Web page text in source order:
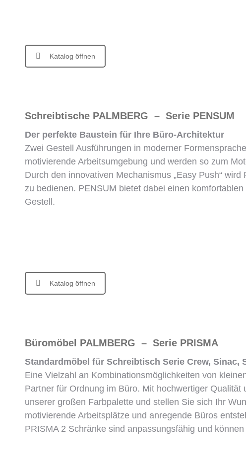
Katalog öffnen
Schreibtische PALMBERG – Serie PENSUM
Der perfekte Baustein für Ihre Büro-Architektur
Zwei Gestell Ausführungen in moderner
motivierende Arbeitsumgebung und werden so zum
Durch den innovativen Mechanismus „Easy Push“
zu bedienen. PENSUM bietet dabei einen
Gestell.
Katalog öffnen
Büromöbel PALMBERG – Serie PRISMA
Standardmöbel für Schreibtisch Serie Crew, Sinac,
Eine Vielzahl an Kombinationsmöglichkeiten von
Partner für Ordnung im Büro. Mit hochwertiger
unserer großen Farbpalette und stellen Sie sich Ihr
motivierende Arbeitsplätze und anregende Büros
PRISMA 2 Schränke sind anpassungsfähig und